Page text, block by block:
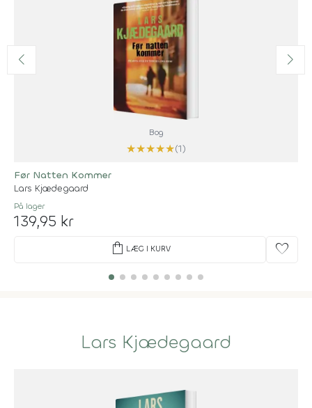
Bog
★★★★★(1)
Før Natten Kommer
Lars Kjædegaard
På lager
139,95 kr
shopping_bag LÆG I KURV favorite
Lars Kjædegaard